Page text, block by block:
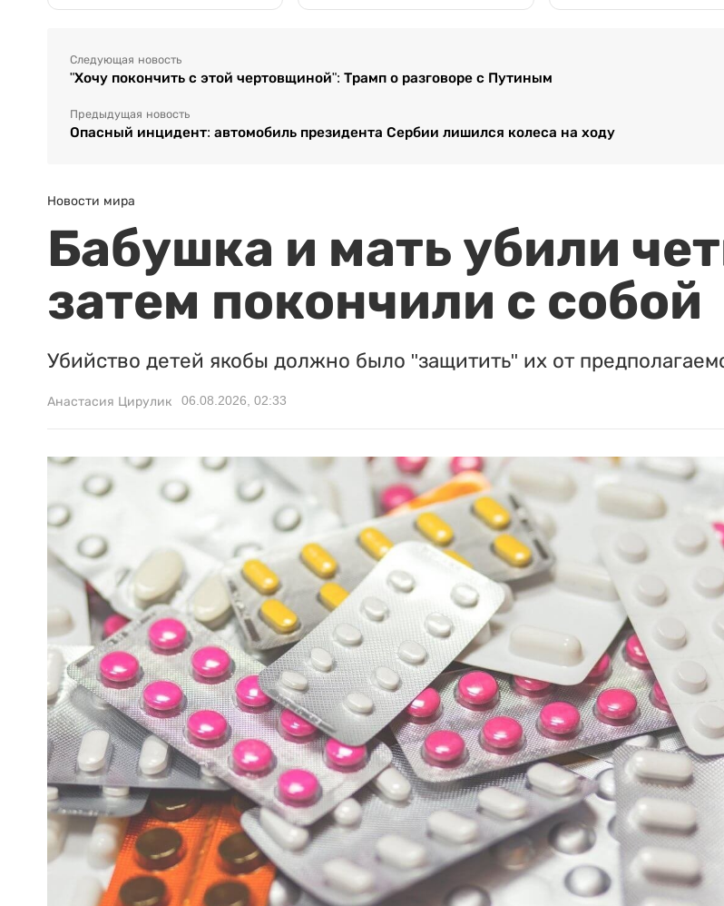
Следующая новость
"Хочу покончить с этой чертовщиной": Трамп о разговоре с Путиным
Предыдущая новость
Опасный инцидент: автомобиль президента Сербии лишился колеса на ходу
Новости мира
Бабушка и мать убили
затем покончили с собой
Убийство детей якобы должно было "защитить" их от
Анастасия Цирулик 06.08.2026, 02:33